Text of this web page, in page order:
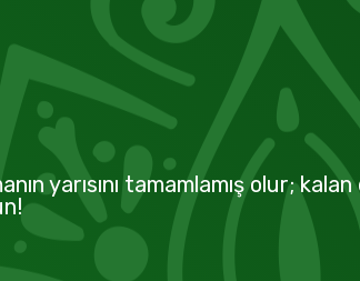
yarısını tamamlamış olur;